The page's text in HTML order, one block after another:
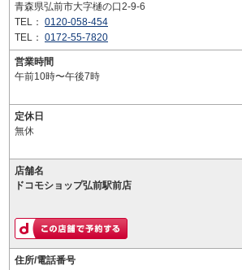
青森県弘前市大字樋の口2-9-6
TEL： 0120-058-454
TEL： 0172-55-7820
営業時間
午前10時〜午後7時
定休日
無休
店舗名
ドコモショップ弘前駅前店
住所/電話番号